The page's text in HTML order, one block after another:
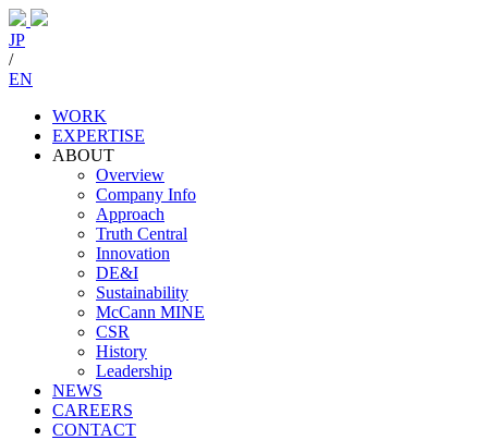
JP
/
EN
WORK
EXPERTISE
ABOUT
Overview
Company Info
Approach
Truth Central
Innovation
DE&I
Sustainability
McCann MINE
CSR
History
Leadership
NEWS
CAREERS
CONTACT